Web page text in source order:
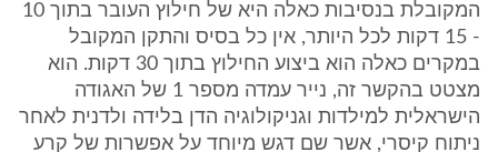
המקובלת בנסיבות כאלה היא של חילוץ העובר בתוך 10
- 15 דקות לכל היותר, אין כל בסיס והתקן המקובל
במקרים כאלה הוא ביצוע החילוץ בתוך 30 דקות. הוא
מצטט בהקשר זה, נייר עמדה מספר 1 של האגודה
הישראלית למילדות וגניקולוגיה הדן בלידה ולדנית לאחר
ניתוח קיסרי, אשר שם דגש מיוחד על אפשרות של קרע